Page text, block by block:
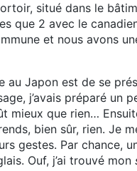
situé dans le
que 2 avec le
et nous avons
au Japon est de se
j’avais préparé un
mieux que rien…
bien sûr, rien. Je
gestes. Par chance,
Ouf, j’ai trouvé mon